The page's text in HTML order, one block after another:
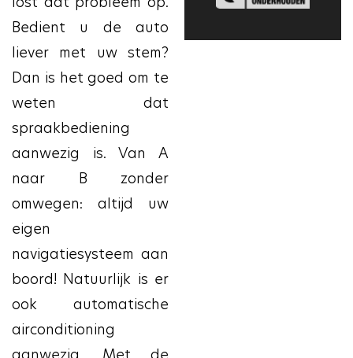
Bedient u de auto
liever met uw stem?
Dan is het goed om te
weten dat
spraakbediening
aanwezig is. Van A
naar B zonder
omwegen: altijd uw
eigen
navigatiesysteem aan
boord! Natuurlijk is er
ook automatische
airconditioning